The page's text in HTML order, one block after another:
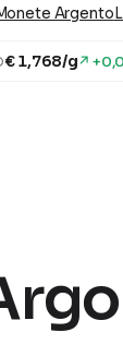
Argento
€ 1,768/g↗